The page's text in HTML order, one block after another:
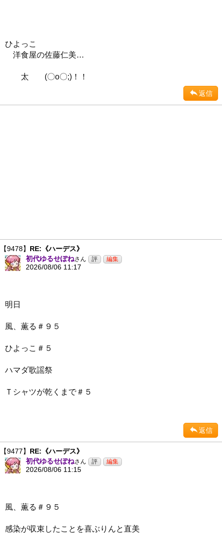
ひよっこ
洋食屋の佐藤仁美…
太 (〇o〇;)！！
返信
【9478】 RE:《ハーデス》
初代ゆるせぽねさん
2026/08/06 11:17
明日
風、薫る＃９５
ひよっこ＃５
ハマダ歌謡祭
Ｔシャツが乾くまで＃５
返信
【9477】 RE:《ハーデス》
初代ゆるせぽねさん
2026/08/06 11:15
風、薫る＃９５
感染が収束したことを喜ぶりんと直美